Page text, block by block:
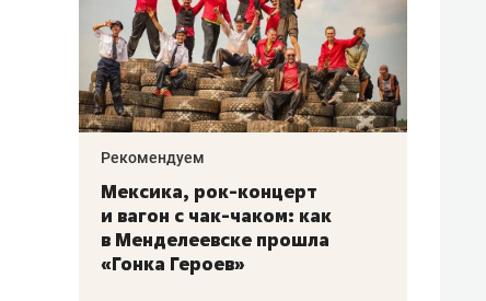
Рекомендуем
Мексика, рок-концерт
и вагон с чак-чаком: как
в Менделеевске прошла
«Гонка Героев»